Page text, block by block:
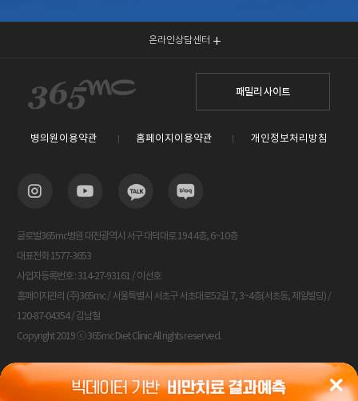
온라인상담센터
패밀리 사이트
병의원이용약관 홈페이지이용약관 개인정보처리방침
글로벌365mc병원 대전광역시 서구 대덕대로 194 4층, 6~10층
대표전화 1577-3653
사업자등록번호 : 314-27-93161 / 이선호
홈페이지관리 (주)365mc / 서울특별시 서초구 서초대로52길 7, 3~4층(서초동, 제일빌딩) /
120-87-04354 / 김남철
Copyright 2019 ⓒ 365mc Diet Clinic All rights reserved.